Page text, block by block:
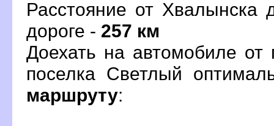
Расстояние от Хвалынска
дороге - 257 км
Доехать на автомобиле от
поселка Светлый
маршруту: